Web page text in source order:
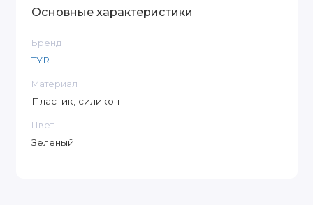
Основные характеристики
Бренд
TYR
Материал
Пластик, силикон
Цвет
Зеленый